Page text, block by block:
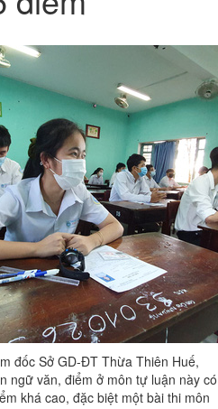
đốc Sở GD-ĐT Thừa Thiên Huế,
ngữ văn, điểm ở môn tự luận này có
khá cao, đặc biệt một bài thi môn